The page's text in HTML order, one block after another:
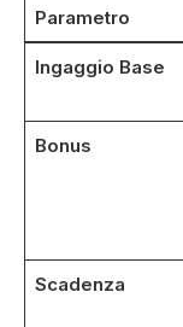
Parametro
Ingaggio Base
Bonus
Scadenza